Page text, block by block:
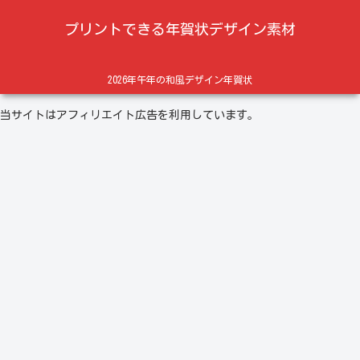
プリントできる年賀状デザイン素材
2026年午年の和風デザイン年賀状
当サイトはアフィリエイト広告を利用しています。